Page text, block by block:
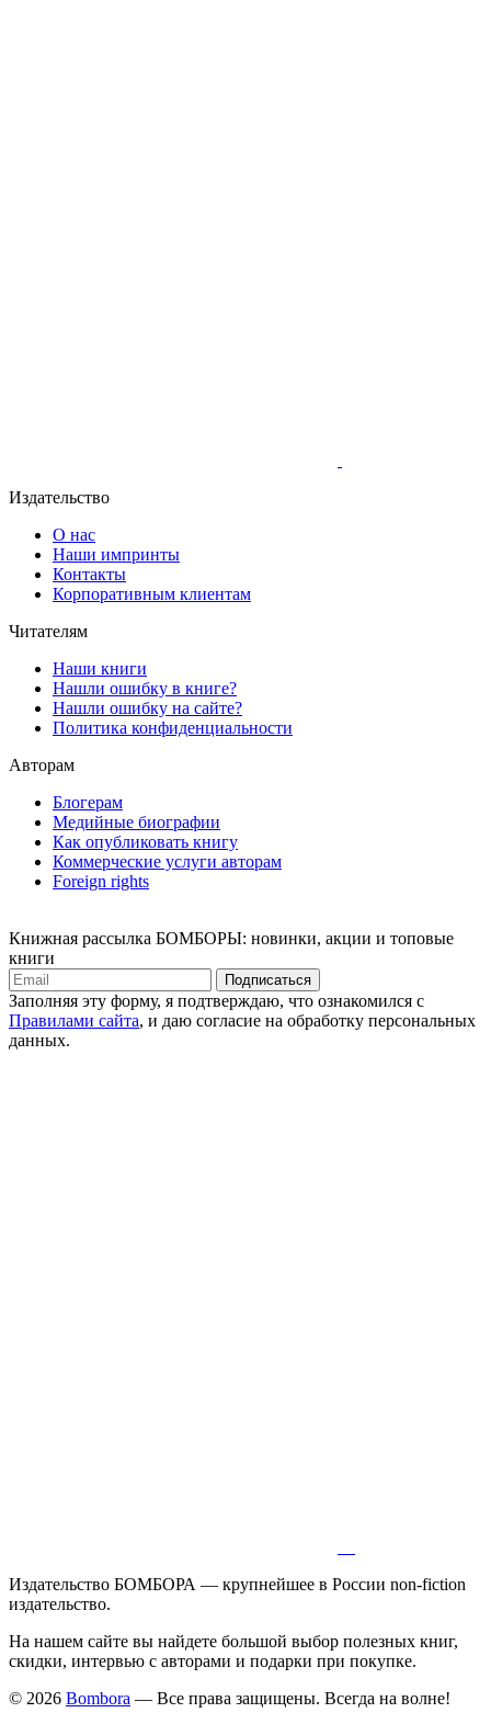
Издательство
О нас
Наши импринты
Контакты
Корпоративным клиентам
Читателям
Наши книги
Нашли ошибку в книге?
Нашли ошибку на сайте?
Политика конфиденциальности
Авторам
Блогерам
Медийные биографии
Как опубликовать книгу
Коммерческие услуги авторам
Foreign rights
Книжная рассылка БОМБОРЫ: новинки, акции и топовые
книги
Подписаться
Заполняя эту форму, я подтверждаю, что ознакомился с
Правилами сайта, и даю согласие на обработку персональных
данных.
Издательство БОМБОРА — крупнейшее в России non-fiction
издательство.
На нашем сайте вы найдете большой выбор полезных книг,
скидки, интервью с авторами и подарки при покупке.
© 2026 Bombora — Все права защищены. Всегда на волне!